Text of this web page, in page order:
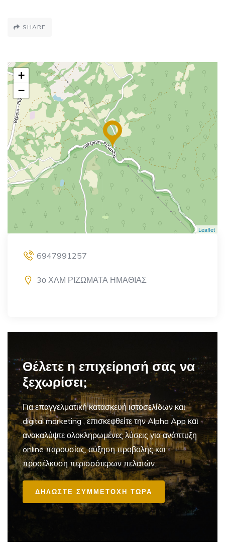
SHARE
+
−
Leaflet
6947991257
3ο ΧΛΜ ΡΙΖΩΜΑΤΑ ΗΜΑΘΙΑΣ
Θέλετε η επιχείρησή σας να
ξεχωρίσει;
Για επαγγελματικήκατασκευή ιστοσελίδων και
digital marketing, επισκεφθείτε την Alpha App και
ανακαλύψτε ολοκληρωμένες λύσεις για ανάπτυξη
online παρουσίας, αύξηση προβολής και
προσέλκυση περισσότερων πελατών.
ΔΗΛΩΣΤΕ ΣΥΜΜΕΤΟΧΗ ΤΩΡΑ